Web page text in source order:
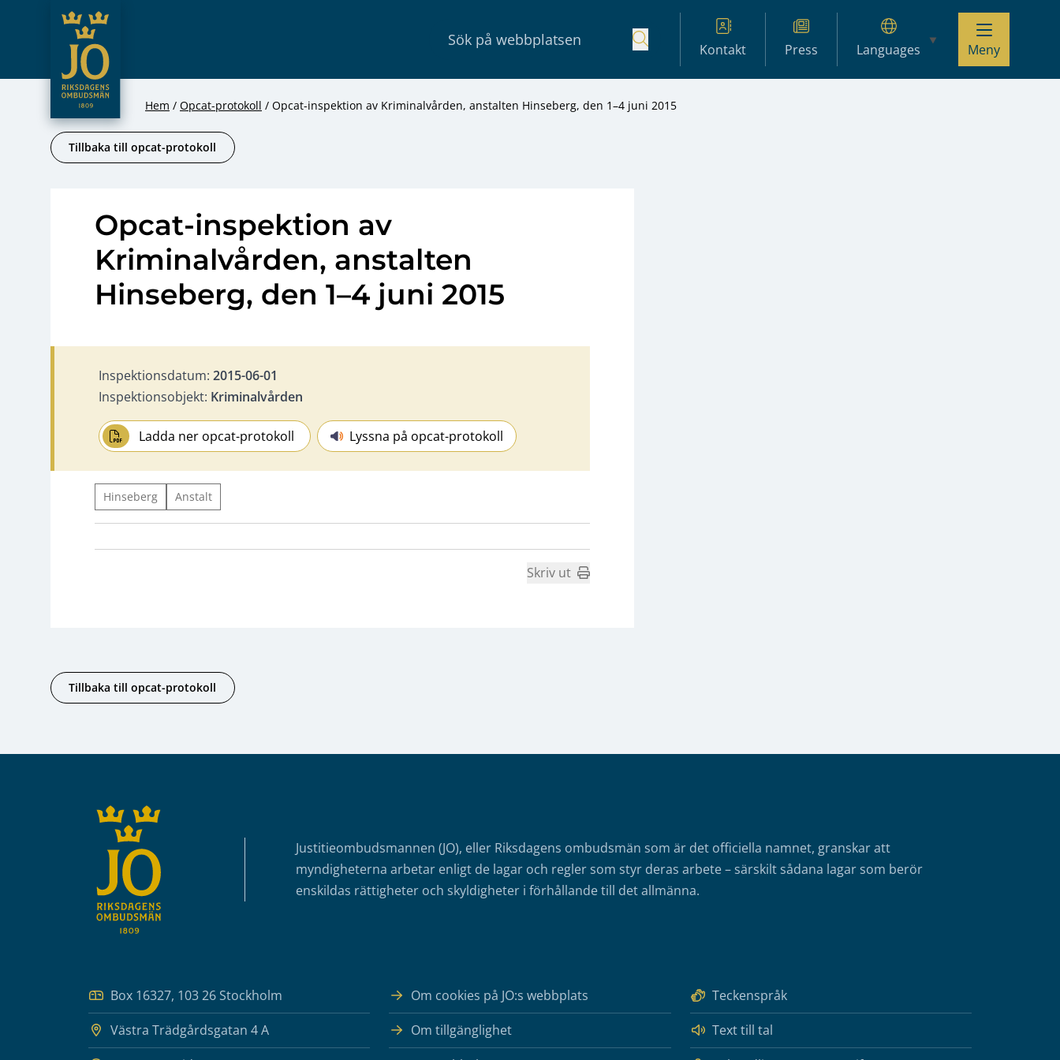
Hoppa till innehåll
JO – Riksdagens Ombudsmän
Kontakt Press Languages Meny
Hem Opcat-protokoll Opcat-inspektion av Kriminalvården, anstalten Hinseberg, den 1–4 juni 2015
Tillbaka till opcat-protokoll
Opcat-inspektion av
Kriminalvården, anstalten
Hinseberg, den 1–4 juni 2015
Inspektionsdatum: 2015-06-01
Inspektionsobjekt: Kriminalvården
Ladda ner opcat-protokoll Lyssna på opcat-protokoll
Hinseberg Anstalt
Skriv ut
Tillbaka till opcat-protokoll
Justitieombudsmannen (JO), eller Riksdagens ombudsmän som är det officiella namnet, granskar att
myndigheterna arbetar enligt de lagar och regler som styr deras arbete – särskilt sådana lagar som berör
enskildas rättigheter och skyldigheter i förhållande till det allmänna.
Box 16327, 103 26 Stockholm
Västra Trädgårdsgatan 4 A
Om cookies på JO:s webbplats
Teckenspråk
Om tillgänglighet
Text till tal